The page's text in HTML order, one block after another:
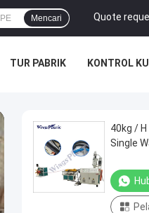
Quote
Mencari
TUR PABRIK KONTROL
40kg / H
Single